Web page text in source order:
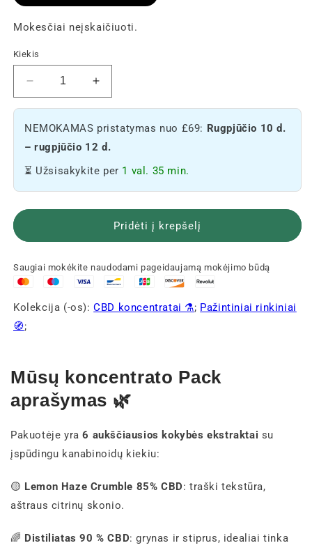
Mokesčiai neįskaičiuoti.
Kiekis
Sumažinti
Pack
koncentratų
kiekį
Padidinti
Pack
koncentratų
kiekį
NEMOKAMAS pristatymas nuo £69: Rugpjūčio 10 d.
– rugpjūčio 12 d.
⏳ Užsisakykite per 1 val. 35 min.
Pridėti į krepšelį
Saugiai mokėkite naudodami pageidaujamą mokėjimo būdą
Kolekcija (-os):CBD koncentratai ⚗️; Pažintiniai rinkiniai
🧭;
Mūsų koncentrato Pack
aprašymas 🌿
Pakuotėje yra6 aukščiausios kokybės ekstraktai su
įspūdingu kanabinoidų kiekiu:
🟡 Lemon Haze Crumble 85% CBD: traški tekstūra,
aštraus citrinų skonio.
🌈 Distiliatas 90 % CBD: grynas ir stiprus, idealiai tinka